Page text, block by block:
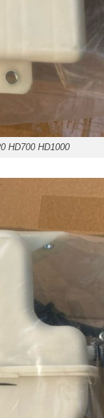
HD700 HD1000